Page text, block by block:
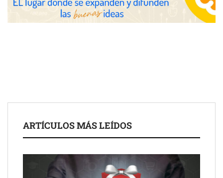
las posibilidades del salón profesional
ARTÍCULOS MÁS LEÍDOS